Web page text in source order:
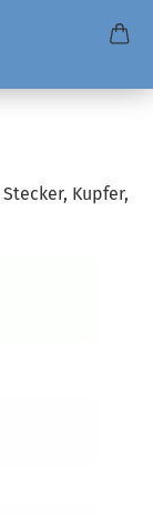
Kupfer,